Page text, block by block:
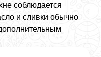
соблюдается
и сливки обычно